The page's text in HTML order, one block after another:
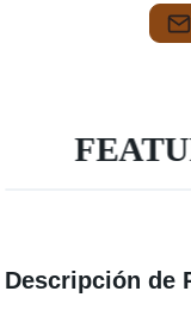
Descripción de